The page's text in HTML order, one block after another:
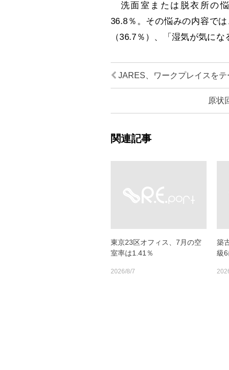
洗面室または脱衣所の
36.8％。その悩みの内容で
（36.7％）、「湿気が気に
JARES、ワークプレイスをテ
原状
関連記事
東京23区オフィス、7月の空
室率は1.41％
2026/8/7
築
級